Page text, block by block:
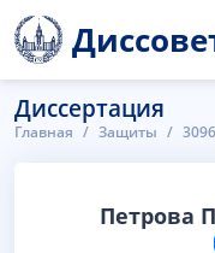
Диссертация
Главная Защиты 3096
Петрова